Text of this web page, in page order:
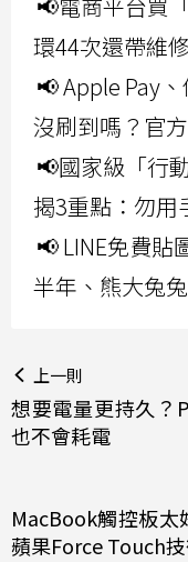
環44次還帶維
📢 Apple Pay
沒刷到嗎？官
📢國家級「行
揭3重點：勿用
📢 LINE免費貼
半年、熊大兔
上一則
想要電量更持久？
也不會耗電
MacBook觸控板太
蘋果Force Touch